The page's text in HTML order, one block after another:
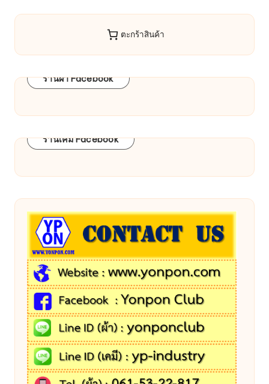
ตะกร้าสินค้า
ร้านผ้า Facebook
ร้านเคมี Facebook